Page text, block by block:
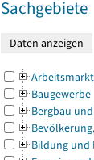
Sachgebiete
Baugewerbe
Bergbau
Bildung und